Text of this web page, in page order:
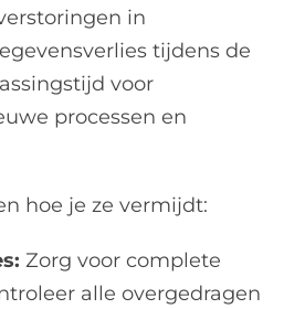
in
tijdens de
voor
processen en
hoe je ze vermijdt:
Zorg voor complete
alle overgedragen